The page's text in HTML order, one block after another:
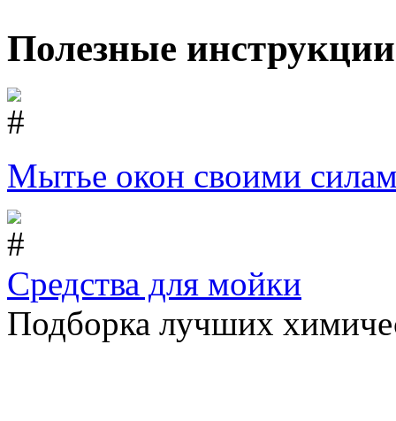
Полезные инструкции
Мытье окон своими
Средства для мойки
Подборка лучших